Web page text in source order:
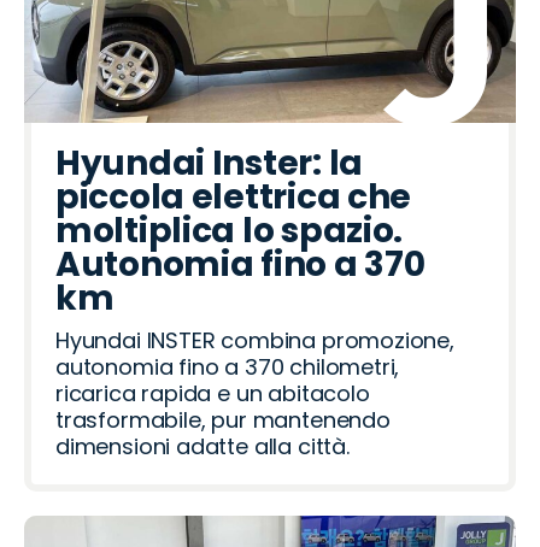
Hyundai Inster: la
piccola elettrica che
moltiplica lo spazio.
Autonomia fino a 370
km
Hyundai INSTER combina promozione,
autonomia fino a 370 chilometri,
ricarica rapida e un abitacolo
trasformabile, pur mantenendo
dimensioni adatte alla città.